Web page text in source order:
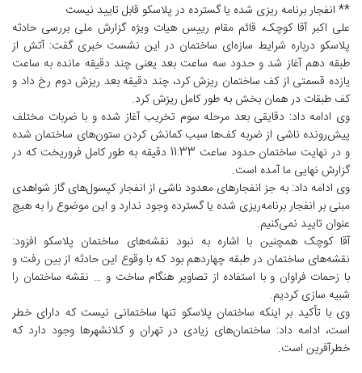
** انفجار برنامه‌ ریزی شده یا گسترده در پلاسکو قابل تایید نیست
علی اکبر آقا کوچک، قائم مقام رییس هیات ویژه گزارش ملی بررسی حادثه
پلاسکو درباره شرایط سازه‌ای ساختمان در این نشست خبری گفت: آتش از
طبقه دهم آغاز شد و حدود سه ساعت بعد یعنی چند دقیقه مانده به ساعت
یازده قسمتی از کف ساختمان ریزش کرد، چند دقیقه بعد ریزش دوم رخ داد و
کف طبقات در همان بخش به طور کامل ریزش کرد.
وی ادامه داد: دقایقی بعد مرحله سوم تخریب آغاز شده و با ضربات مختلف
پیش‌رونده ناشی از ضربه کف‌ها سبب کمانش کردن ستون‌های ساختمان شده
و در نهایت ساختمان حدود ساعت 11:33 دقیقه به طور کامل فروریخت که در
گزارش نهایی ما آمده است.
وی ادامه داد: به جز انفجارهای معدود ناشی از انفجار کپسول‌های گاز شواهدی
مبنی بر انفجار برنامه‌ریزی شده یا گسترده وجود ندارد و این موضوع را به هیچ
عنوان تایید نمی‌کنیم.
آقا کوچک همچنین با اشاره به نبود نقشه‌های ساختمان پلاسکو افزود:
نقشه‌های ساختمان در طبقه چهاردهم بود که با وقوع این حادثه از بین رفت و
با زحمات فراوان و با استفاده از تصاویر هنگام ساخت و … نقشه‌ ساختمان را
شبیه سازی کردیم.
وی با تأکید بر اینکه ساختمان پلاسکو تنها ساختمانی نیست که دارای خطر
است، ادامه داد: ساختمان‌های زیادی در تهران و کلانشهرها وجود دارد که
خطرآفرین است.